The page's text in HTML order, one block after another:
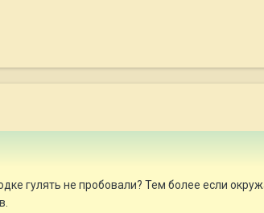
гулять не пробовали? Тем более если